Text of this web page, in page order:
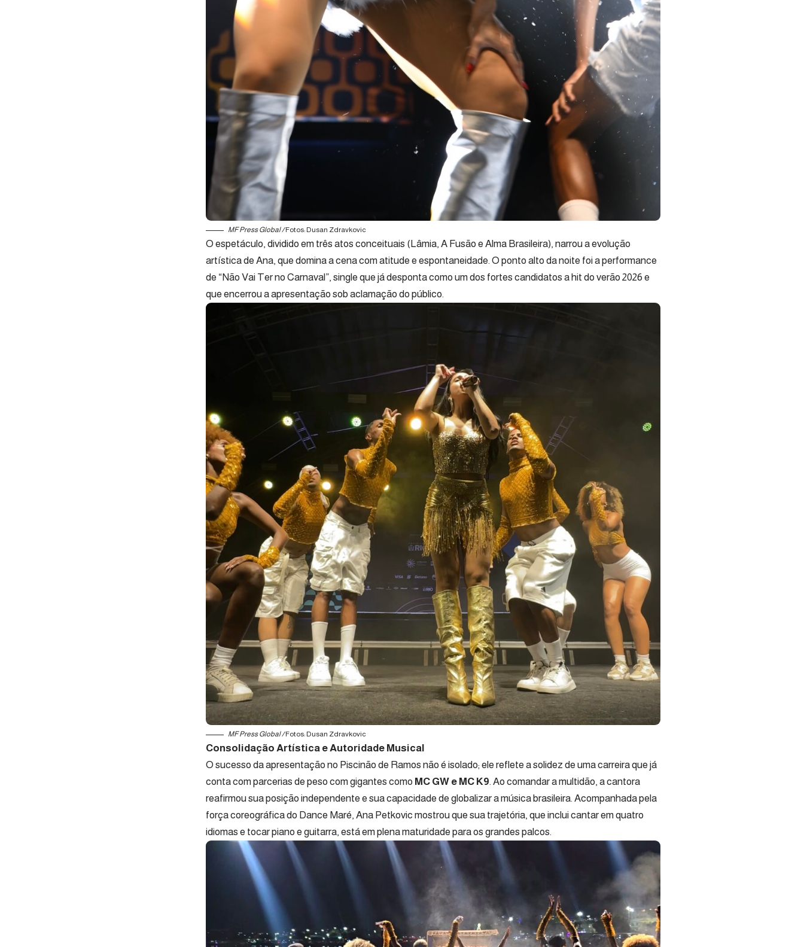
MF Press Global /Fotos: Dusan Zdravkovic
O espetáculo, dividido em três atos conceituais (Lâmia, A Fusão e Alma Brasileira), narrou a evolução
artística de Ana, que domina a cena com atitude e espontaneidade. O ponto alto da noite foi a performance
de “Não Vai Ter no Carnaval”, single que já desponta como um dos fortes candidatos a hit do verão 2026 e
que encerrou a apresentação sob aclamação do público.
MF Press Global /Fotos: Dusan Zdravkovic
Consolidação Artística e Autoridade Musical
O sucesso da apresentação no Piscinão de Ramos não é isolado; ele reflete a solidez de uma carreira que já
conta com parcerias de peso com gigantes como MC GW e MC K9. Ao comandar a multidão, a cantora
reafirmou sua posição independente e sua capacidade de globalizar a música brasileira. Acompanhada pela
força coreográfica do Dance Maré, Ana Petkovic mostrou que sua trajetória, que inclui cantar em quatro
idiomas e tocar piano e guitarra, está em plena maturidade para os grandes palcos.